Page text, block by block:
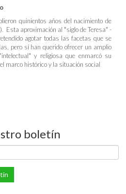
quinientos años del nacimiento de
Esta aproximación al "siglo de Teresa" -
agotar todas las facetas que se
pero sí han querido ofrecer un amplio
y religiosa que enmarcó su
marco histórico y la situación social
boletín